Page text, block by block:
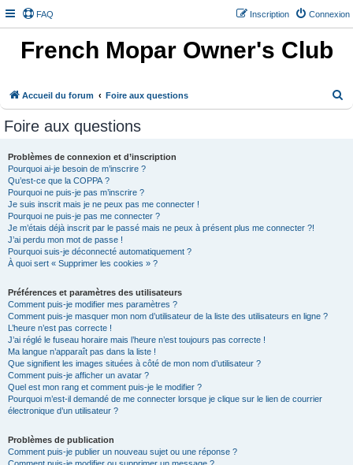
FAQ Connexion
Inscription
French Mopar Owner's Club
Accueil du forum Foire aux questions
Foire aux questions
Problèmes de connexion et d’inscription
Pourquoi ai-je besoin de m’inscrire ?
Qu’est-ce que la COPPA ?
Pourquoi ne puis-je pas m’inscrire ?
Je suis inscrit mais je ne peux pas me connecter !
Pourquoi ne puis-je pas me connecter ?
Je m’étais déjà inscrit par le passé mais ne peux à présent plus me connecter ?!
J’ai perdu mon mot de passe !
Pourquoi suis-je déconnecté automatiquement ?
À quoi sert « Supprimer les cookies » ?
Préférences et paramètres des utilisateurs
Comment puis-je modifier mes paramètres ?
Comment puis-je masquer mon nom d’utilisateur de la liste des utilisateurs en ligne ?
L’heure n’est pas correcte !
J’ai réglé le fuseau horaire mais l’heure n’est toujours pas correcte !
Ma langue n’apparaît pas dans la liste !
Que signifient les images situées à côté de mon nom d’utilisateur ?
Comment puis-je afficher un avatar ?
Quel est mon rang et comment puis-je le modifier ?
Pourquoi m’est-il demandé de me connecter lorsque je clique sur le lien de courrier
électronique d’un utilisateur ?
Problèmes de publication
Comment puis-je publier un nouveau sujet ou une réponse ?